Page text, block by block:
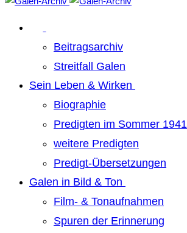
Beitragsarchiv
Streitfall Galen
Sein Leben & Wirken
Biographie
Predigten im Sommer 1941
weitere Predigten
Predigt-Übersetzungen
Galen in Bild & Ton
Film- & Tonaufnahmen
Spuren der Erinnerung